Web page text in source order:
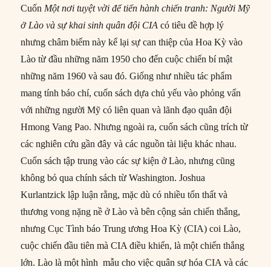
Cuốn Một nơi tuyệt vời để tiến hành chiến tranh: Người Mỹ
ở Lào và sự khai sinh quân đội CIAcó tiêu đề hợp lý
nhưng châm biếm này kể lại sự can thiệp của Hoa Kỳ vào
Lào từ đầu những năm 1950 cho đến cuộc chiến bí mật
những năm 1960 và sau đó. Giống như nhiều tác phẩm
mang tính báo chí, cuốn sách dựa chủ yếu vào phỏng vấn
với những người Mỹ có liên quan và lãnh đạo quân đội
Hmong Vang Pao. Nhưng ngoài ra, cuốn sách cũng trích từ
các nghiên cứu gần đây và các nguồn tài liệu khác nhau.
Cuốn sách tập trung vào các sự kiện ở Lào, nhưng cũng
không bỏ qua chính sách từ Washington. Joshua
Kurlantzick lập luận rằng, mặc dù có nhiều tổn thất và
thương vong nặng nề ở Lào và bên cộng sản chiến thắng,
nhưng Cục Tình báo Trung ương Hoa Kỳ (CIA) coi Lào,
cuộc chiến đầu tiên mà CIA điều khiển, là một chiến thắng
lớn. Lào là một hình mẫu cho việc quân sự hóa CIA và các